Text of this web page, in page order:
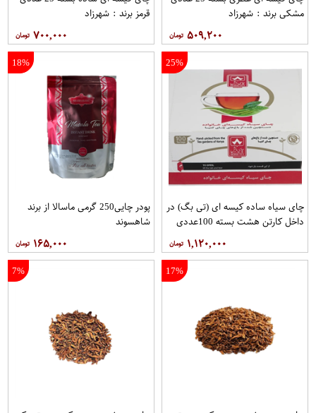
مشکی برند : شهرزاد
۵۰۹,۲۰۰
قرمز برند : شهرزاد
۷۰۰,۰۰۰
25%
چای سیاه ساده کیسه ای (تی بگ) در
داخل کارتن هشت بسته 100عددی
۱,۱۲۰,۰۰۰
18%
پودر چایی250 گرمی ماسالا از برند
شاهسوند
۱۶۵,۰۰۰
17%
7%